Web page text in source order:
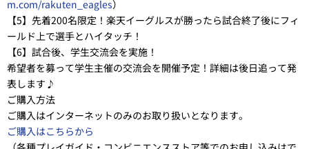
m.com/rakuten_eagles）
【5】先着200名限定！楽天イーグルスが勝ったら試合終了後にフィ
ールド上で選手とハイタッチ！
【6】試合後、学生交流会を実施！
希望者を募って学生主催の交流会を開催予定！詳細は後日追って発
表します♪
ご購入方法
ご購入はインターネットのみのお取り扱いとなります。
ご購入はこちらから